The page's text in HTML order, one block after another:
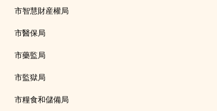
市智慧財産權局
市醫保局
市藥監局
市監獄局
市糧食和儲備局